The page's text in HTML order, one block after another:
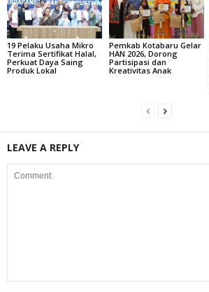
19 Pelaku Usaha Mikro
Terima Sertifikat Halal,
Perkuat Daya Saing
Produk Lokal
Pemkab Kotabaru Gelar
HAN 2026, Dorong
Partisipasi dan
Kreativitas Anak
LEAVE A REPLY